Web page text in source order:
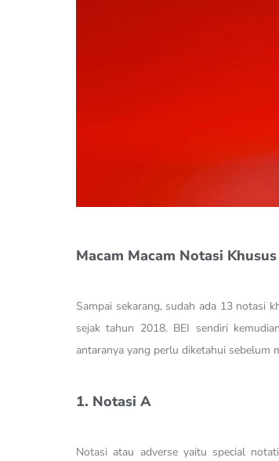
Macam Macam Notasi
Sampai sekarang, sudah ada 13 notasi
sejak tahun 2018. BEI sendiri
antaranya yang perlu diketahui sebelum
1. Notasi A
Notasi atau adverse yaitu special